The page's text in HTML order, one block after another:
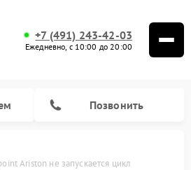
+7 (491) 243-42-03
Ежедневно, с 10:00 до 20:00
Позвонить
Ariston не запускается цикл